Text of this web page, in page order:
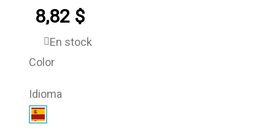
8,82 $
En stock
Color
Idioma